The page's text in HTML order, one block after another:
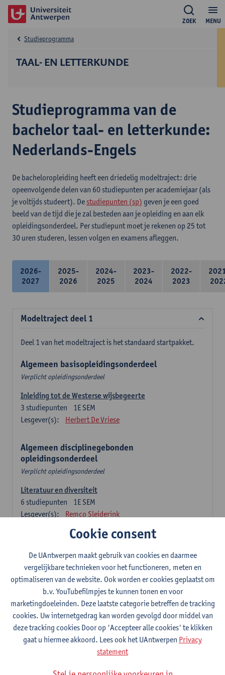
MENU
ZOEK
TAAL- EN LETTERKUNDE
Studieprogramma
Studieprogramma van de
bachelor taal- en letterkunde:
Nederlands-Engels
De bacheloropleiding heeft een driedelig modeltraject: drie
opeenvolgende delen van 60 studiepunten per academiejaar (als
je voltijds studeert). De studiepunten (sp) geven je een goed
beeld van de tijd die je zal besteden aan je opleiding en aan elk
opleidingsonderdeel. Per studiepunt moet je rekenen op 25 tot
30 uren studeren, lessen volgen en examens afleggen.
2026-
2027
2025-
2026
2024-
2025
2023-
2024
2022-
2023
Modeltraject deel 1
Deel 1 van het modeltraject is het standaard startpakket.
Algemeen basisopleidingsonderdeel
Verplicht opleidingsonderdeel
Inleiding tot de Westerse wijsbegeerte
1E SEM
3 studiepunten
Lesgever(s):
Herbert De Vriese
Algemeen disciplinegebonden
opleidingsonderdeel
Verplicht opleidingsonderdeel
Literatuur en diversiteit
1E SEM
6 studiepunten
Lesgever(s):
Remco Sleiderink
Inleiding tot de algemene taalwetenschap
Lesgever(s):
Astrid De Wit Peter Petré
Nederlands: verplichte opleidingsonderdelen
Nederlandse taalbeheersing 1: Basisvaardigheden
spreken en schrijven
1E/2E SEM
6studiepunten
Lesgever(s):
Sarah Bernolet
Chris De Wulf
Katrien Verreyken
Cookie consent
De UAntwerpen maakt gebruik van cookies en daarmee
vergelijkbare technieken voor het functioneren, meten en
optimaliseren van de website. Ook worden er cookies geplaatst om
b.v. YouTubefilmpjes te kunnen tonen en voor
marketingdoeleinden. Deze laatste categorie betreffen de tracking
cookies. Uw internetgedrag kan worden gevolgd door middel van
deze tracking cookies Door op 'Accepteer alle cookies' te klikken
gaat u hiermee akkoord. Lees ook het UAntwerpen Privacy
statement